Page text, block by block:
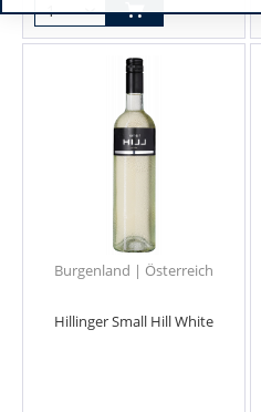
Burgenland | Österreich
Hillinger Small Hill White